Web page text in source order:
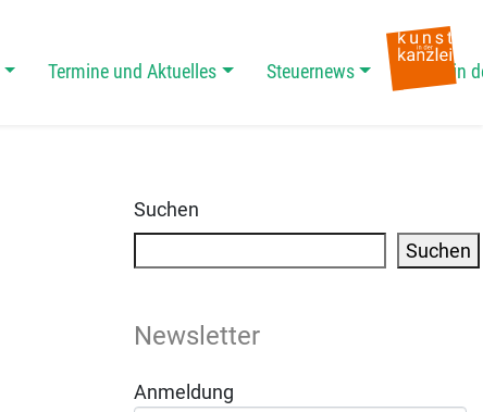
Termine und Aktuelles Steuernews Kunst in
Suchen
Suchen
Newsletter
Anmeldung